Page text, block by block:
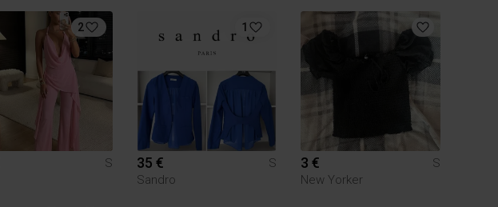
2
S
1
35 €
S
Sandro
3 €
S
New Yorker